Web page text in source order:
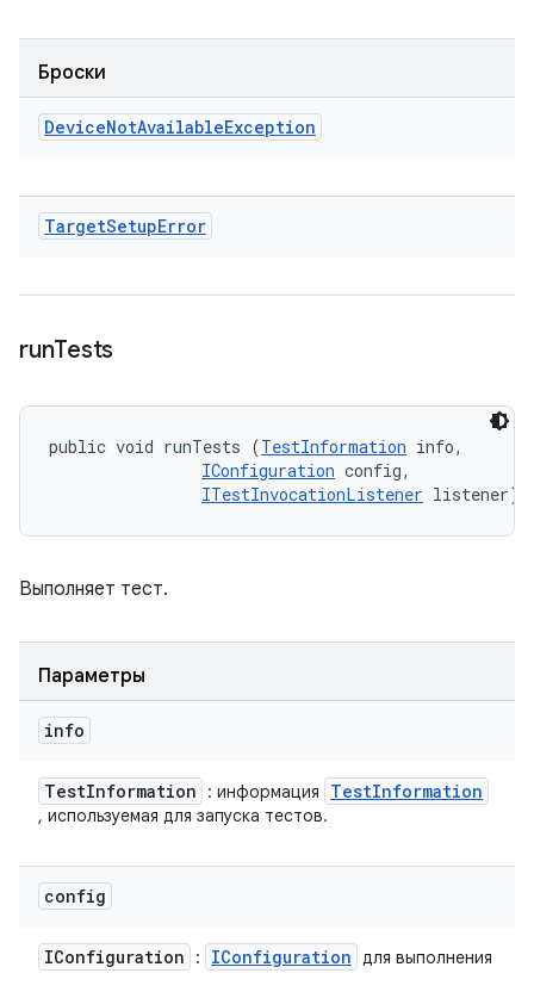
Броски
DeviceNotAvailableException
TargetSetupError
runTests
public void runTests (TestInformation info,
IConfiguration config,
ITestInvocationListener listener)
Выполняет тест.
Параметры
info
TestInformation : информация TestInformation
, используемая для запуска тестов.
config
IConfiguration : IConfiguration для выполнения